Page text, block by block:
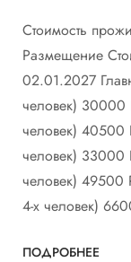
Стоимость
Размещение
02.01.2027
человек) 30000
человек) 40500
человек) 33000
человек) 49500
4-х человек)
ПОДРОБНЕЕ